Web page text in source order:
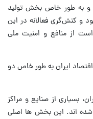
به طور خاص بخش تولید
و کنش‌گری فعالانه در این
از منافع و امنیت ملی
ایران به طور خاص دو
بسیاری از صنایع و مراکز
شده اند. این بخش ها اصلی